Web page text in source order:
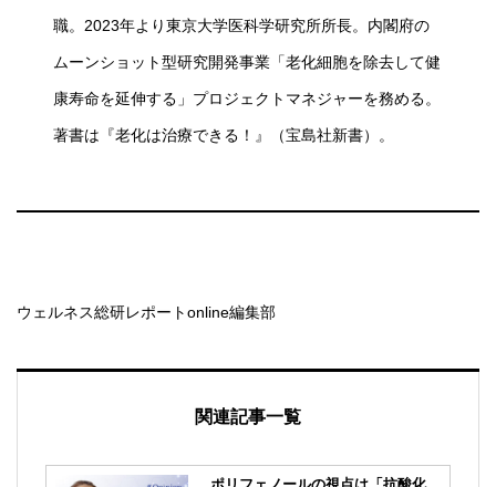
職。2023年より東京大学医科学研究所所長。内閣府の
ムーンショット型研究開発事業「老化細胞を除去して健
康寿命を延伸する」プロジェクトマネジャーを務める。
著書は『老化は治療できる！』（宝島社新書）。
ウェルネス総研レポートonline編集部
関連記事一覧